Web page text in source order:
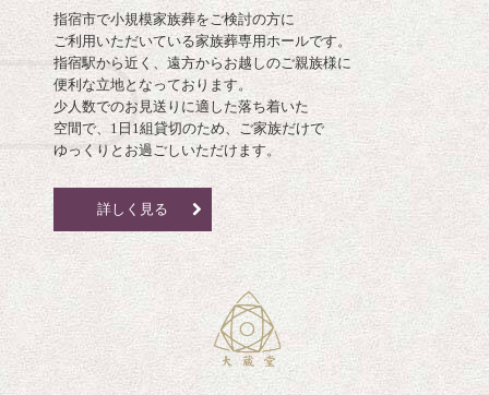
指宿市で小規模家族葬をご検討の方に
ご利用いただいている家族葬専用ホールです。
指宿駅から近く、遠方からお越しのご親族様に
便利な立地となっております。
少人数でのお見送りに適した落ち着いた
空間で、1日1組貸切のため、ご家族だけで
ゆっくりとお過ごしいただけます。
詳しく見る